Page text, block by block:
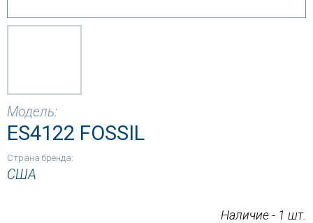
Модель:
ES4122 FOSSIL
Страна бренда:
США
Наличие - 1 шт.